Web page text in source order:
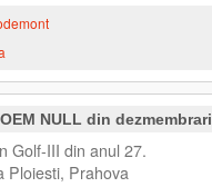
NULL din dezmembrari
Golf-III din anul 27.
Ploiesti, Prahova